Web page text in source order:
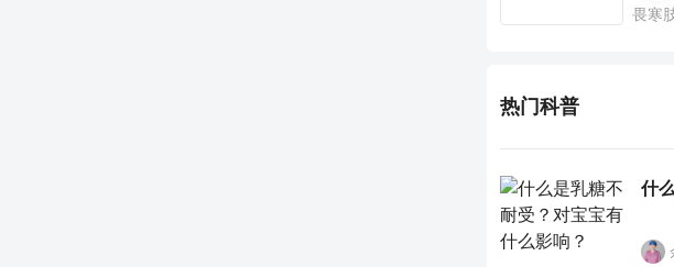
畏寒
热门科普